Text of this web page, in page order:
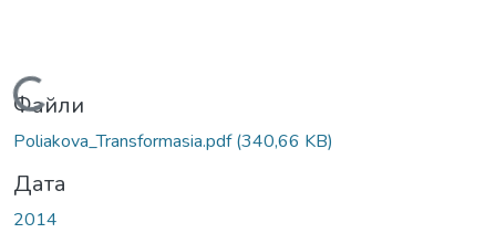
Вантажиться...
Файли
Poliakova_Transformasia.pdf(340,66 KB)
Дата
2014